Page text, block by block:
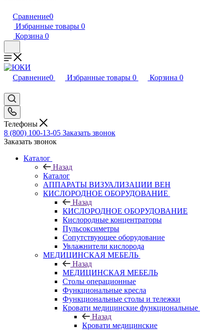
Сравнение0
Избранные товары 0
Корзина 0
Сравнение0 Избранные товары 0 Корзина 0
Телефоны
8 (800) 100-13-05 Заказать звонок
Заказать звонок
Каталог
Назад
Каталог
АППАРАТЫ ВИЗУАЛИЗАЦИИ ВЕН
КИСЛОРОДНОЕ ОБОРУДОВАНИЕ
Назад
КИСЛОРОДНОЕ ОБОРУДОВАНИЕ
Кислородные концентраторы
Пульсоксиметры
Сопутствующее оборудование
Увлажнители кислорода
МЕДИЦИНСКАЯ МЕБЕЛЬ
Назад
МЕДИЦИНСКАЯ МЕБЕЛЬ
Столы операционные
Функциональные кресла
Функциональные столы и тележки
Кровати медицинские функциональные
Назад
Кровати медицинские